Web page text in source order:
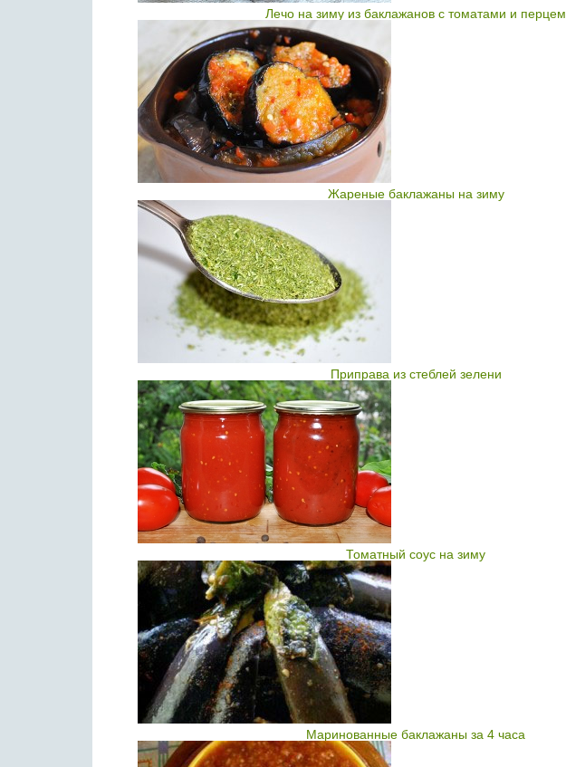
Лечо на зиму из баклажанов с томатами и перцем
Жареные баклажаны на зиму
Приправа из стеблей зелени
Томатный соус на зиму
Маринованные баклажаны за 4 часа